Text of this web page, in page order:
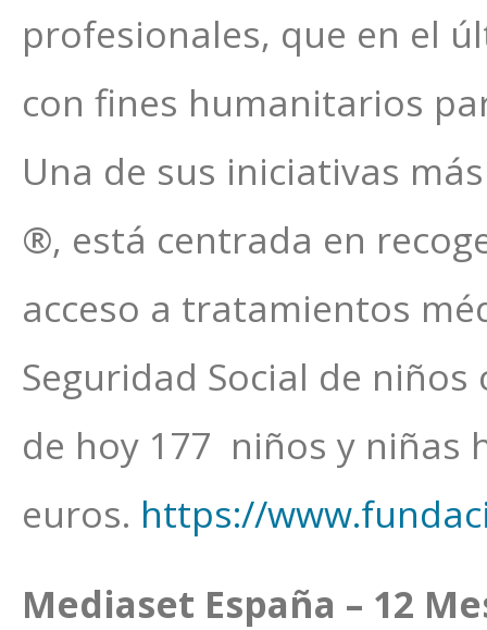
profesionales, que en el
con fines humanitarios
Una de sus iniciativas
®, está centrada en
acceso a tratamientos
Seguridad Social de
de hoy 177 niños y niñas
euros. https://
Mediaset España – 12